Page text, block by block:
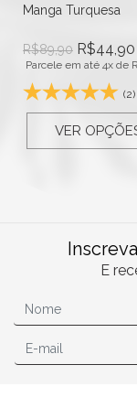
Manga Turquesa
R$89,90 R$44,90
Parcele em até 4x de
(2)
VER
E